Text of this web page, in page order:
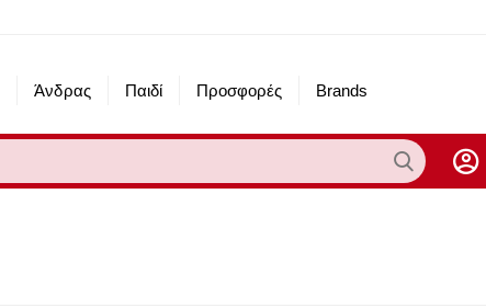
Άνδρας Παιδί Προσφορές Brands